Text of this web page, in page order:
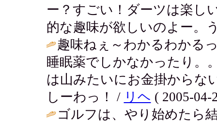
ー？すごい！ダーツは楽し
的な趣味が欲しいのよー。
趣味ねぇ～わかるわかる
睡眠薬でしかなかったり。
は山みたいにお金掛からな
しーわっ！ / リヘ ( 2005-04-
ゴルフは、やり始めたら